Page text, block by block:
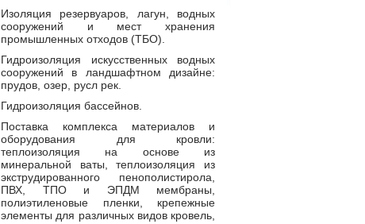
Изоляция резервуаров, лагун, водных
сооружений и мест хранения
промышленных отходов (ТБО).
Гидроизоляция искусственных водных
сооружений в ландшафтном дизайне:
прудов, озер, русл рек.
Гидроизоляция бассейнов.
Поставка комплекса материалов и
оборудования для кровли:
теплоизоляция на основе из
минеральной ваты, теплоизоляция из
экструдированного пенополистирола,
ПВХ, ТПО и ЭПДМ мембраны,
полиэтиленовые пленки, крепежные
элементы для различных видов кровель,